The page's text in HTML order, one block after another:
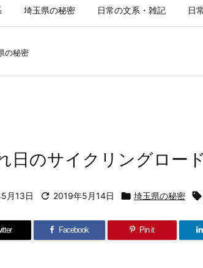
埼玉県の秘密 日常の文系・雑記 日
の秘密
日のサイクリングロード
月13日  2019年5月14日  埼玉県の秘密 
Facebook Pin it